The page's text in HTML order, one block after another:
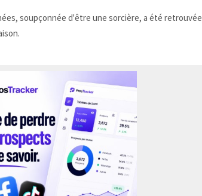
soupçonnée d'être une sorcière, a été retrouvée